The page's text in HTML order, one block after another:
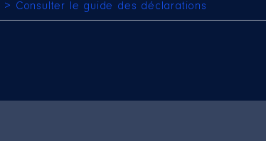
> Consulter le guide des déclarations